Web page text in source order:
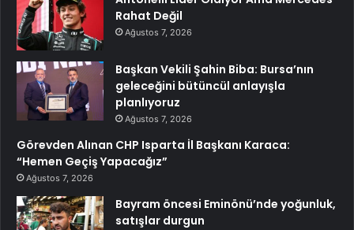
Rahat Değil
Ağustos 7, 2026
Başkan Vekili Şahin Biba: Bursa’nın
geleceğini bütüncül anlayışla
planlıyoruz
Ağustos 7, 2026
Görevden Alınan CHP Isparta İl Başkanı Karaca:
“Hemen Geçiş Yapacağız”
Ağustos 7, 2026
Bayram öncesi Eminönü’nde yoğunluk,
satışlar durgun